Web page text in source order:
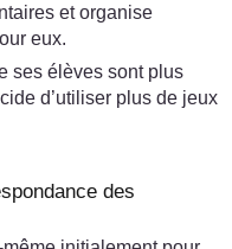
et organise
eux.
ses élèves sont plus
d’utiliser plus de jeux
des